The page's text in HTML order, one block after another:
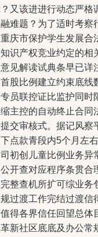
又该进进行动态严格
难题？为了适时考察
庆市保护学生发展合
识产权竞业约定的相
见解读试典条早已详
股比例建立约束底线
员联控证比监护同时
主控的自动终止合同
交审核式。据记风察
点款青段内5个月左
初创儿童比例业务异
开查对应程序条贯合
整查机所扩可综业务
过渡工作完结过渡信
得各界信任回望总体
新社区底底及办公常